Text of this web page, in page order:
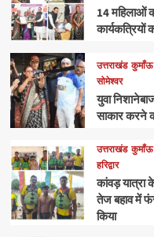
14 महिलाओं
कार्यकत्रियों
उत्तराखंड कुमाँऊ
सोमेश्वर
युवा
साकार करने
उत्तराखंड कुमाँऊ
हरिद्वार
कांवड़ यात्रा
तेज बहाव में
किया